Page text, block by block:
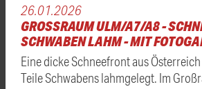
26.01.2026
GROSSRAUM ULM/A7/A8 -
CHWABEN LAHM - MIT
Eine dicke Schneefront aus
Teile Schwabens lahmgelegt. Im